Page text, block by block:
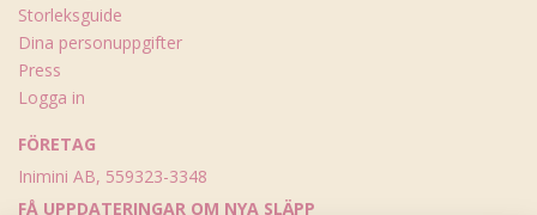
Storleksguide
Dina personuppgifter
Press
Logga in
FÖRETAG
Inimini AB, 559323-3348
FÅ UPPDATERINGAR OM NYA SLÄPP